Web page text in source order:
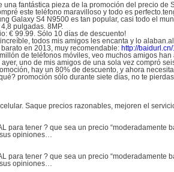
una fantástica pieza de la promoción del precio
este teléfono maravilloso y todo es
Galaxy S4 N9500 ​​es tan popular, casi todo el
pulgadas. 8MP.
€ 99.99. Sólo 10 días de descuento!
todos mis amigos les encanta y lo
en 2013, muy recomendable: http://
de teléfonos móviles, veo muchos amigos
uno de mis amigos de una sola vez compró
hay un 80% de descuento, y ahora
promoción sólo durante siete días, no te
Saque precios razonables, mejoren el
para tener ? que sea un precio
opiniones…
para tener ? que sea un precio
opiniones…